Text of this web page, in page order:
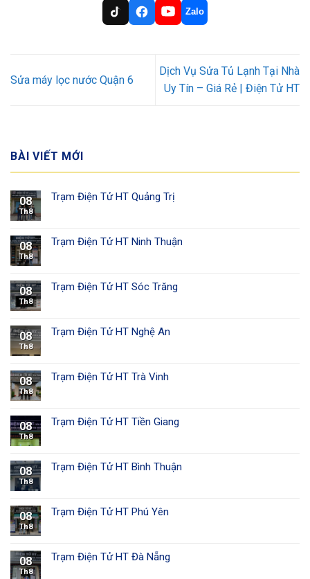
Zalo
Sửa máy lọc nước Quận 6
Dịch Vụ Sửa Tủ Lạnh Tại Nhà
Uy Tín – Giá Rẻ | Điện Tử HT
BÀI VIẾT MỚI
08
Th8
Trạm Điện Tử HT Quảng Trị
08
Th8
Trạm Điện Tử HT Ninh Thuận
08
Th8
Trạm Điện Tử HT Sóc Trăng
08
Th8
Trạm Điện Tử HT Nghệ An
08
Th8
Trạm Điện Tử HT Trà Vinh
08
Th8
Trạm Điện Tử HT Tiền Giang
08
Th8
Trạm Điện Tử HT Bình Thuận
08
Th8
Trạm Điện Tử HT Phú Yên
08
Th8
Trạm Điện Tử HT Đà Nẵng